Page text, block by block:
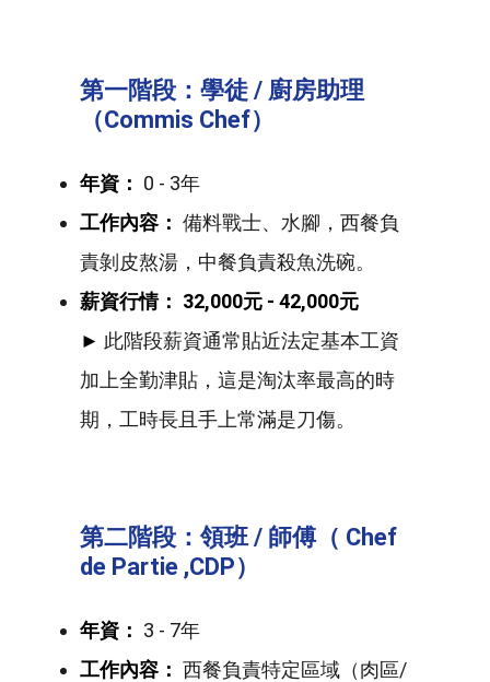
第一階段：學徒 / 廚房助理
（Commis Chef）
年資： 0 - 3年
工作內容： 備料戰士、水腳，西餐負
責剝皮熬湯，中餐負責殺魚洗碗。
薪資行情： 32,000元 - 42,000元
► 此階段薪資通常貼近法定基本工資
加上全勤津貼，這是淘汰率最高的時
期，工時長且手上常滿是刀傷。
第二階段：領班 / 師傅（ Chef
de Partie ,CDP）
年資： 3 - 7年
工作內容： 西餐負責特定區域（肉區/